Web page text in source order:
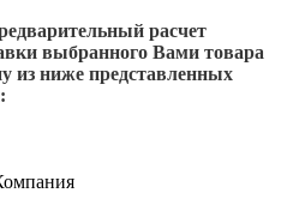
расчет
выбранного Вами товара
из ниже представленных